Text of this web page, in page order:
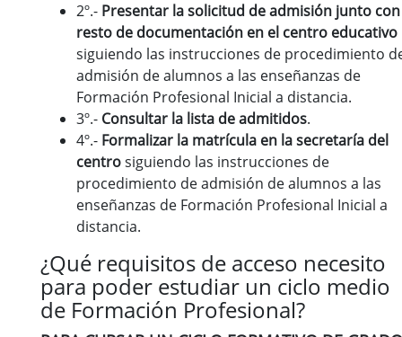
2º.- Presentar la solicitud de admisión junto
resto de documentación en el centro educativo
siguiendo las instrucciones de procedimiento
admisión de alumnos a las enseñanzas de
Formación Profesional Inicial a distancia.
3º.- Consultar la lista de admitidos.
4º.- Formalizar la matrícula en la secretaría del
centrosiguiendo las instrucciones de
procedimiento de admisión de alumnos a las
enseñanzas de Formación Profesional Inicial a
distancia.
¿Qué requisitos de acceso necesito
para poder estudiar un ciclo medio
de Formación Profesional?